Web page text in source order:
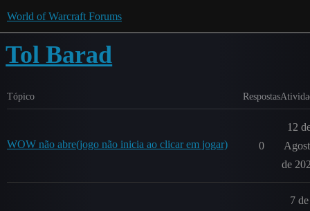
World of Warcraft Forums
Tol Barad
Tópico Respostas
WOW não abre(jogo não inicia ao clicar em jogar) 0
12
de
7 de